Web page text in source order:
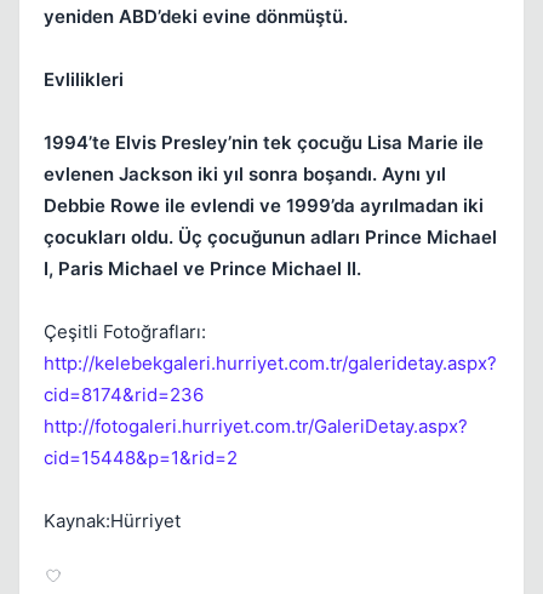
yeniden ABD’deki evine dönmüştü.
Evlilikleri
1994’te Elvis Presley’nin tek çocuğu Lisa Marie ile
evlenen Jackson iki yıl sonra boşandı. Aynı yıl
Debbie Rowe ile evlendi ve 1999’da ayrılmadan iki
çocukları oldu. Üç çocuğunun adları Prince Michael
I, Paris Michael ve Prince Michael II.
Çeşitli Fotoğrafları:
http://kelebekgaleri.hurriyet.com.tr/galeridetay.aspx?
cid=8174&rid=236
http://fotogaleri.hurriyet.com.tr/GaleriDetay.aspx?
cid=15448&p=1&rid=2
Kaynak:Hürriyet